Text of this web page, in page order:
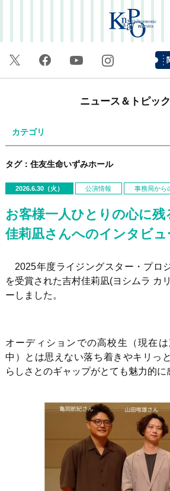
ニュース＆トピッ
カテゴリ
タグ：住友生命いずみホール
2026.6.30（火） 公演情報 事務局から
お客様一人ひとりの心に残
佳莉凪さんへのインタビュ
2025年度ライジングスター・プロ
を受賞された吉村佳莉凪(ヨシムラ カ
ーしました。
オーディションでの高校生（現在
中）とは思えない落ち着きやキリっ
らしさとのギャップがとても魅力的に